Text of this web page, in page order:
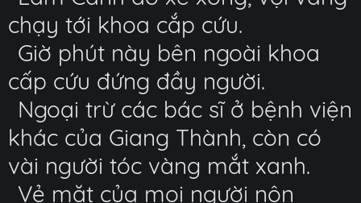
chạy tới khoa cắp cứu.
Giờ phút này bên ngoài khoa
cấp cứu đứng đầy người.
Ngoại trừ các bác sĩ ở bệnh viện
khác của Giang Thành, còn có
vài người tóc vàng mắt xanh.
Vẻ mặt của mọi người nôn